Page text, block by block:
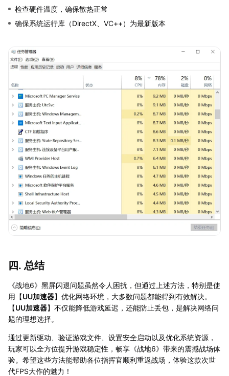
检查硬件温度，确保散热正常
确保系统运行库（DirectX、VC++）为最新版本
四. 总结
《战地6》黑屏闪退问题虽然令人困扰，但通过上述方法，特别是使
用【UU加速器】优化网络环境，大多数问题都能得到有效解决。
【UU加速器】不仅能降低游戏延迟，还能防止丢包，是解决网络问
题的理想选择。
通过更新驱动、验证游戏文件、设置安全启动以及优化系统资源，
玩家可以全方位提升游戏稳定性，畅享《战地6》带来的震撼战场体
验。希望这些方法能帮助各位指挥官顺利重返战场，体验这款次世
代FPS大作的魅力！